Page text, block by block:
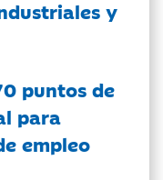
y
puntos de
para
empleo